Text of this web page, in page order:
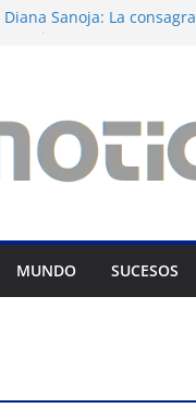
Diana Sanoja: La
varios municipios
Nueva tienda de
Maracaibo
Liga FutVe: Rayo
MUNDO SUCESOS